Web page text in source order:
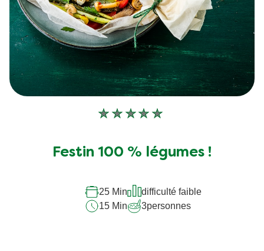
Aucune
soumise
recipe
Festin 100 % légumes !
25 Min
difficulté faible
15 Min
3personnes